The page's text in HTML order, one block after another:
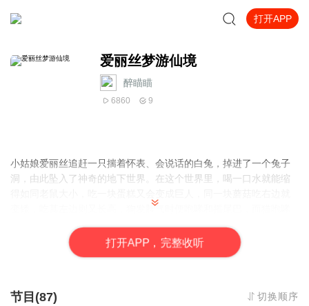
打开APP
爱丽丝梦游仙境
醉瞄瞄
6860 9
小姑娘爱丽丝追赶一只揣着怀表、会说话的白兔，掉进了一个兔子
洞，由此坠入了神奇的地下世界。在这个世界里，喝一口水就能缩
变矮，吃其左边则又长高，狗发脾气时便咆哮和摇尾巴，而猫咆哮
她还遇到了一大堆人和动物：渡渡鸟、蜥蜴比尔、柴郡猫、疯帽
后、老好人红桃国王和神气活现的红桃杰克（J）等等。爱丽丝帮助
打开APP，完整收听
节目(87) 切换顺序